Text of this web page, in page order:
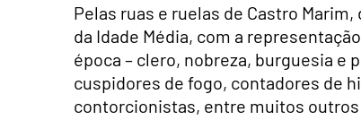
Pelas ruas e ruelas de Castro
da Idade Média, com a
época – clero, nobreza, burguesia e
cuspidores de fogo, contadores de
contorcionistas, entre muitos